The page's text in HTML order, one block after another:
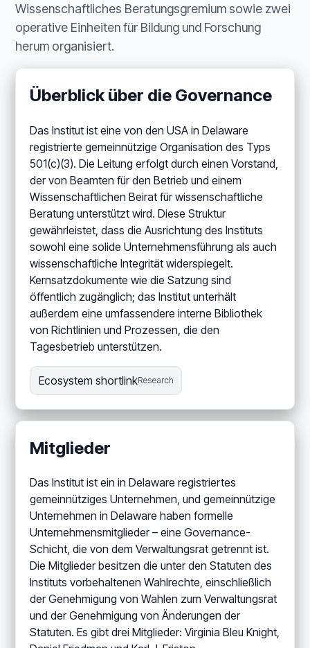
Wissenschaftliches Beratungsgremium sowie zwei
operative Einheiten für Bildung und Forschung
herum organisiert.
Überblick über die Governance
Das Institut ist eine von den USA in Delaware
registrierte gemeinnützige Organisation des Typs
501(c)(3). Die Leitung erfolgt durch einen Vorstand,
der von Beamten für den Betrieb und einem
Wissenschaftlichen Beirat für wissenschaftliche
Beratung unterstützt wird. Diese Struktur
gewährleistet, dass die Ausrichtung des Instituts
sowohl eine solide Unternehmensführung als auch
wissenschaftliche Integrität widerspiegelt.
Kernsatzdokumente wie die Satzung sind
öffentlich zugänglich; das Institut unterhält
außerdem eine umfassendere interne Bibliothek
von Richtlinien und Prozessen, die den
Tagesbetrieb unterstützen.
Ecosystem shortlinkResearch
Mitglieder
Das Institut ist ein in Delaware registriertes
gemeinnütziges Unternehmen, und gemeinnützige
Unternehmen in Delaware haben formelle
Unternehmensmitglieder – eine Governance-
Schicht, die von dem Verwaltungsrat getrennt ist.
Die Mitglieder besitzen die unter den Statuten des
Instituts vorbehaltenen Wahlrechte, einschließlich
der Genehmigung von Wahlen zum Verwaltungsrat
und der Genehmigung von Änderungen der
Statuten. Es gibt drei Mitglieder: Virginia Bleu Knight,